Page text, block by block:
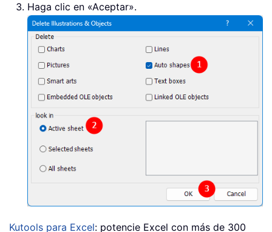
Haga clic en «Aceptar».
Kutools para Excel: potencie Excel con más de 300